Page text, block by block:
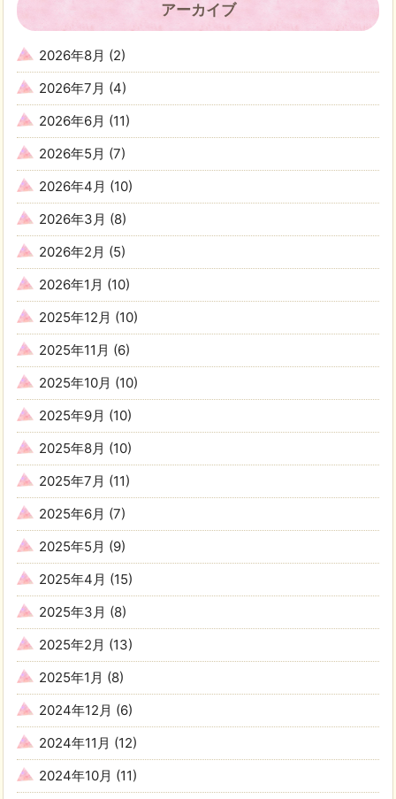
アーカイブ
2026年8月 (2)
2026年7月 (4)
2026年6月 (11)
2026年5月 (7)
2026年4月 (10)
2026年3月 (8)
2026年2月 (5)
2026年1月 (10)
2025年12月 (10)
2025年11月 (6)
2025年10月 (10)
2025年9月 (10)
2025年8月 (10)
2025年7月 (11)
2025年6月 (7)
2025年5月 (9)
2025年4月 (15)
2025年3月 (8)
2025年2月 (13)
2025年1月 (8)
2024年12月 (6)
2024年11月 (12)
2024年10月 (11)